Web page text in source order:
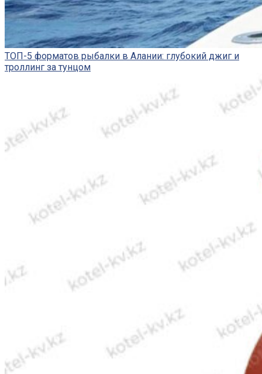
ТОП-5 форматов рыбалки в Алании: глубокий джиг и
троллинг за тунцом